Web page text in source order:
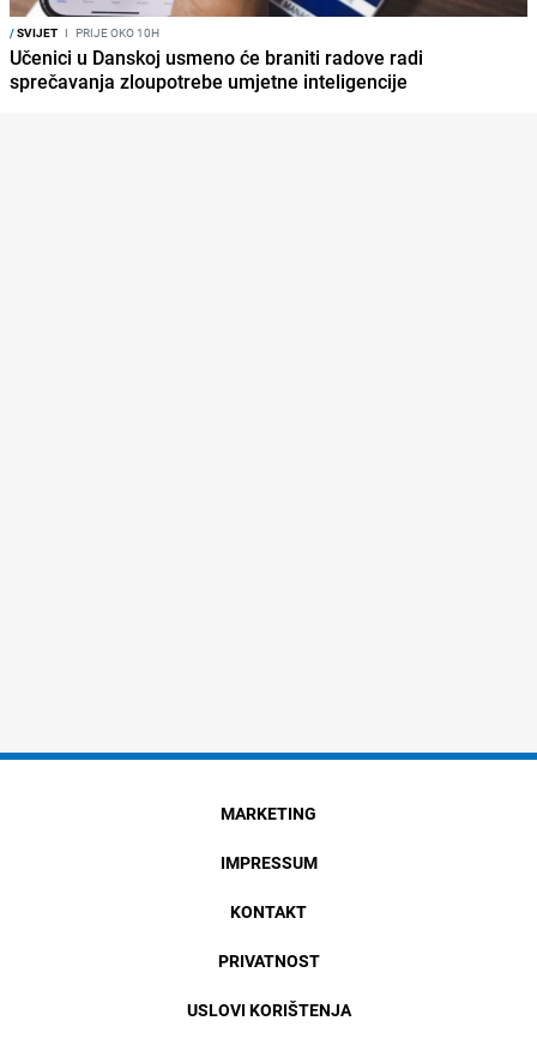
/SVIJET I PRIJE OKO 10H
Učenici u Danskoj usmeno će braniti radove radi
sprečavanja zloupotrebe umjetne inteligencije
MARKETING
IMPRESSUM
KONTAKT
PRIVATNOST
USLOVI KORIŠTENJA